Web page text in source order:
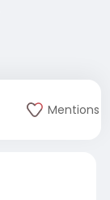
Mentions